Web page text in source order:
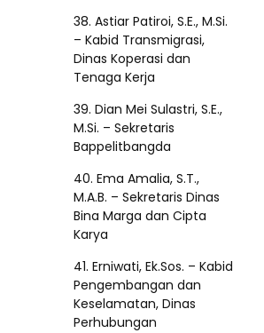
38. Astiar Patiroi, S.E., M.Si.
– Kabid Transmigrasi,
Dinas Koperasi dan
Tenaga Kerja
39. Dian Mei Sulastri, S.E.,
M.Si. – Sekretaris
Bappelitbangda
40. Ema Amalia, S.T.,
M.A.B. – Sekretaris Dinas
Bina Marga dan Cipta
Karya
41. Erniwati, Ek.Sos. – Kabid
Pengembangan dan
Keselamatan, Dinas
Perhubungan